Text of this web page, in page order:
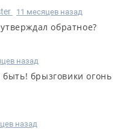
11 месяцев назад
обратное?
назад
брызговики огонь
назад